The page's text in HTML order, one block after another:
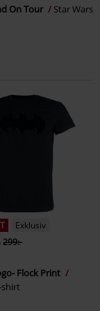
On Tour
Star Wars
Exklusiv
299:-
Flock Print
shirt